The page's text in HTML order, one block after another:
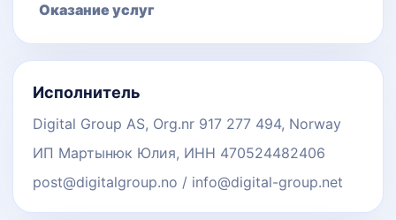
Оказание услуг
Исполнитель
Digital Group AS, Org.nr 917 277 494, Norway
ИП Мартынюк Юлия, ИНН 470524482406
post@digitalgroup.no / info@digital-group.net